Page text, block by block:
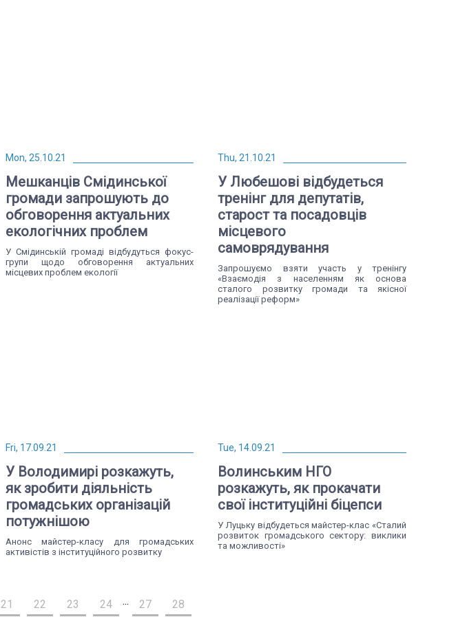
Mon, 25.10.21
Мешканців Смідинської
громади запрошують до
обговорення актуальних
екологічних проблем
У Смідинській громаді відбудуться фокус-
групи щодо обговорення актуальних
місцевих проблем екології
Thu, 21.10.21
У Любешові відбудеться
тренінг для депутатів,
старост та посадовців
місцевого
самоврядування
Запрошуємо взяти участь у тренінгу
«Взаємодія з населенням як основа
сталого розвитку громади та якісної
реалізації реформ»
Fri, 17.09.21
У Володимирі розкажуть,
як зробити діяльність
громадських організацій
потужнішою
Анонс майстер-класу для громадських
активістів з інституційного розвитку
Tue, 14.09.21
Волинським НГО
розкажуть, як прокачати
свої інституційні біцепси
У Луцьку відбудеться майстер-клас «Сталий
розвиток громадського сектору: виклики
та можливості»
21 22 23 24 ... 27 28